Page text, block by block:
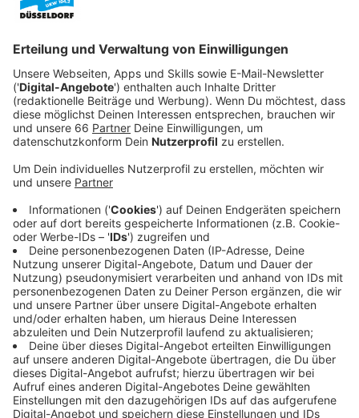
Anzeige
Ein jährliches magisches Ritual beruft die Hexen zum
Antritt der Grundausbildung ein. Mit dabei sind in
diesem Jahr auch Abigail (Ashley Nicole Williams),
Raelle (Taylor Hickson) und Tally (Jessica Sutton).
Drei sehr unterschiedliche Frauen, deren Schicksal nun
dadurch verknüpft ist, dass sie ihre Grundausbildung
als Team und Schicksalsgemeinschaft durchlaufen
müssen. Nur wenn sie gut zusammenarbeiten,
schaffen sie es in die Offiziersausbildung und damit an
die tödliche Front…
Copyright: ABC Family / Amazon Prime
Anzeige